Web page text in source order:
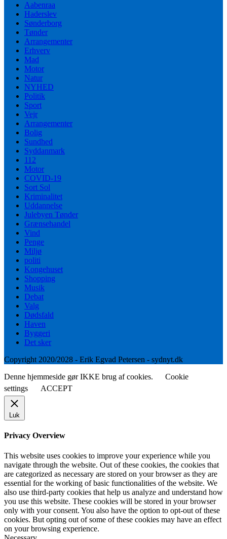
Aabenraa
Haderslev
Sønderborg
Tønder
Arrangementer
Erhverv
Mad
Motor
Natur
NYHED
Politik
Sport
Vejr
Arrangementer
Bolig
Sundhed
Syddanmark
112
Motor
COVID-19
Sort Sol
Kriminalitet
Uddannelse
Julebyen Tønder
Grænsehandel
Vind
Penge
Miljø
politi
Kongehuset
Shopping
Musik
Debat
Valg
Dødsfald
Haven
Byggeri
Det sker
Copyright 2020/2028 - Erik Egvad Petersen - sydnyt.dk
Denne hjemmeside gør IKKE brug af cookies.
Cookie
settings
ACCEPT
Luk
Privacy Overview
This website uses cookies to improve your experience while you
navigate through the website. Out of these cookies, the cookies that
are categorized as necessary are stored on your browser as they are
essential for the working of basic functionalities of the website. We
also use third-party cookies that help us analyze and understand how
you use this website. These cookies will be stored in your browser
only with your consent. You also have the option to opt-out of these
cookies. But opting out of some of these cookies may have an effect
on your browsing experience.